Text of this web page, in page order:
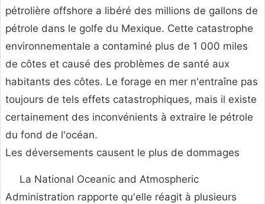
pétrolière offshore a libéré des millions de gallons de
pétrole dans le golfe du Mexique. Cette catastrophe
environnementale a contaminé plus de 1 000 miles
de côtes et causé des problèmes de santé aux
habitants des côtes. Le forage en mer n'entraîne pas
toujours de tels effets catastrophiques, mais il existe
certainement des inconvénients à extraire le pétrole
du fond de l'océan.
Les déversements causent le plus de dommages
La National Oceanic and Atmospheric
Administration rapporte qu'elle réagit à plusieurs